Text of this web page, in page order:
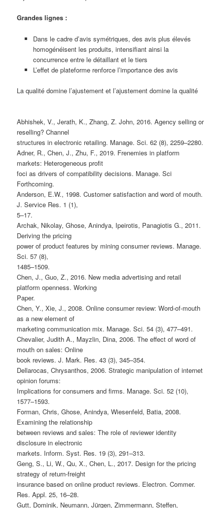
Grandes lignes :
Dans le cadre d’avis symétriques, des avis plus élevés
homogénéisent les produits, intensifiant ainsi la
concurrence entre le détaillant et le tiers
L’effet de plateforme renforce l’importance des avis
La qualité domine l’ajustement et l’ajustement domine la qualité
Abhishek, V., Jerath, K., Zhang, Z. John, 2016. Agency selling or
reselling? Channel
structures in electronic retailing. Manage. Sci. 62 (8), 2259–2280.
Adner, R., Chen, J., Zhu, F., 2019. Frenemies in platform
markets: Heterogeneous profit
foci as drivers of compatibility decisions. Manage. Sci
Forthcoming.
Anderson, E.W., 1998. Customer satisfaction and word of mouth.
J. Service Res. 1 (1),
5–17.
Archak, Nikolay, Ghose, Anindya, Ipeirotis, Panagiotis G., 2011.
Deriving the pricing
power of product features by mining consumer reviews. Manage.
Sci. 57 (8),
1485–1509.
Chen, J., Guo, Z., 2016. New media advertising and retail
platform openness. Working
Paper.
Chen, Y., Xie, J., 2008. Online consumer review: Word-of-mouth
as a new element of
marketing communication mix. Manage. Sci. 54 (3), 477–491.
Chevalier, Judith A., Mayzlin, Dina, 2006. The effect of word of
mouth on sales: Online
book reviews. J. Mark. Res. 43 (3), 345–354.
Dellarocas, Chrysanthos, 2006. Strategic manipulation of internet
opinion forums:
Implications for consumers and firms. Manage. Sci. 52 (10),
1577–1593.
Forman, Chris, Ghose, Anindya, Wiesenfeld, Batia, 2008.
Examining the relationship
between reviews and sales: The role of reviewer identity
disclosure in electronic
markets. Inform. Syst. Res. 19 (3), 291–313.
Geng, S., Li, W., Qu, X., Chen, L., 2017. Design for the pricing
strategy of return-freight
insurance based on online product reviews. Electron. Commer.
Res. Appl. 25, 16–28.
Gutt, Dominik, Neumann, Jürgen, Zimmermann, Steffen,